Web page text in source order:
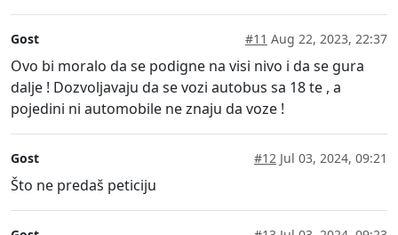
Gost #11 Aug 22, 2023, 22:37
Ovo bi moralo da se podigne na visi nivo i da se gura
dalje ! Dozvoljavaju da se vozi autobus sa 18 te , a
pojedini ni automobile ne znaju da voze !
Gost #12 Jul 03, 2024, 09:21
Što ne predaš peticiju